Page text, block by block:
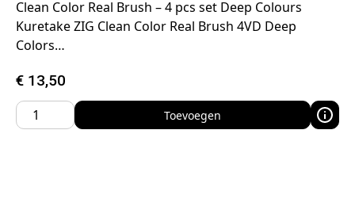
Clean Color Real Brush – 4 pcs set Deep Colours
Kuretake ZIG Clean Color Real Brush 4VD Deep
Colors…
€ 13,50
Toevoegen